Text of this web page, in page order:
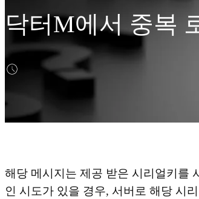
가
기
닥터M에서 중복
해당 메시지는 제공 받은 시리얼키를
인 시도가 있을 경우, 서버로 해당 시